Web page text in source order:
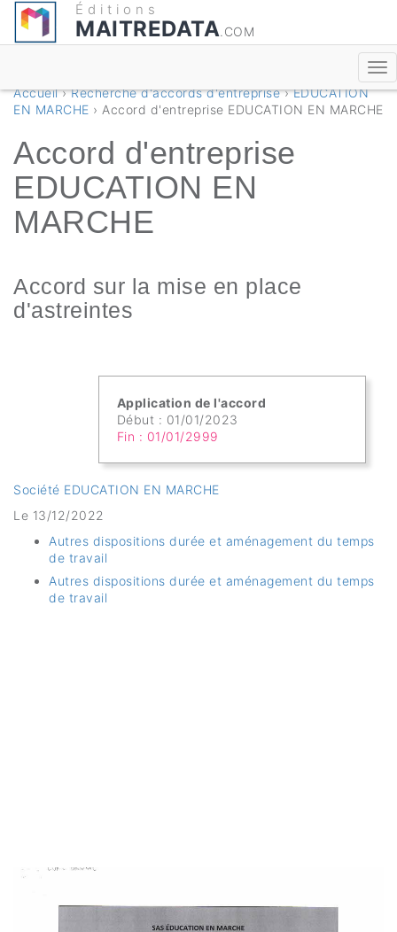
Éditions
MAITREDATA.COM
Accueil›Recherche d'accords d'entreprise›EDUCATION
EN MARCHE › Accord d'entreprise EDUCATION EN MARCHE
Accord d'entreprise
EDUCATION EN
MARCHE
Accord sur la mise en place
d'astreintes
Application de l'accord
Début : 01/01/2023
Fin : 01/01/2999
Société EDUCATION EN MARCHE
Le 13/12/2022
Autres dispositions durée et aménagement du temps
de travail
Autres dispositions durée et aménagement du temps
de travail